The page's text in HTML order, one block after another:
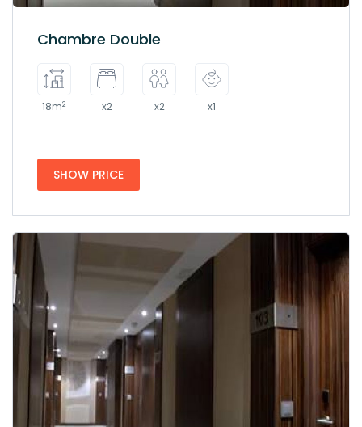
Chambre Double
18m2 x2 x2 x1
SHOW PRICE